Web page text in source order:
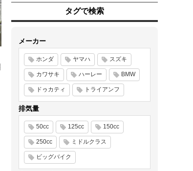
タグで検索
メーカー
ホンダ ヤマハ スズキ
カワサキ ハーレー BMW
ドゥカティ トライアンフ
排気量
50cc 125cc 150cc
250cc ミドルクラス
ビッグバイク